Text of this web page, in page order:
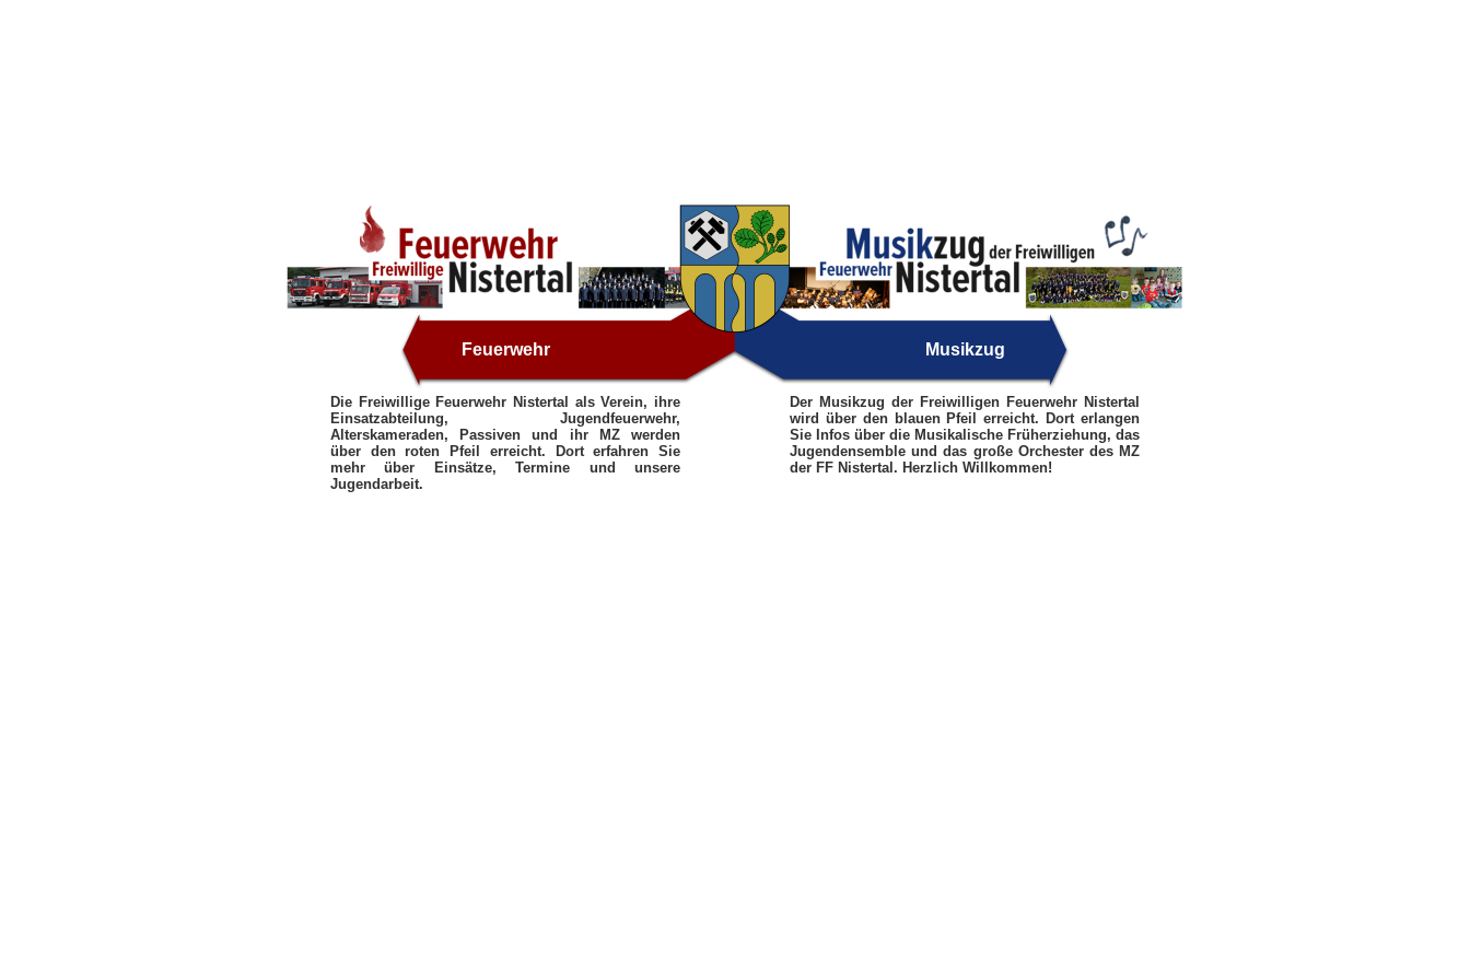
Feuerwehr Musikzug
Die Freiwillige Feuerwehr Nistertal als Verein, ihre
Einsatzabteilung, Jugendfeuerwehr,
Alterskameraden, Passiven und ihr MZ werden
über den roten Pfeil erreicht. Dort erfahren Sie
mehr über Einsätze, Termine und unsere
Jugendarbeit.
Der Musikzug der Freiwilligen Feuerwehr Nistertal
wird über den blauen Pfeil erreicht. Dort erlangen
Sie Infos über die Musikalische Früherziehung, das
Jugendensemble und das große Orchester des MZ
der FF Nistertal. Herzlich Willkommen!